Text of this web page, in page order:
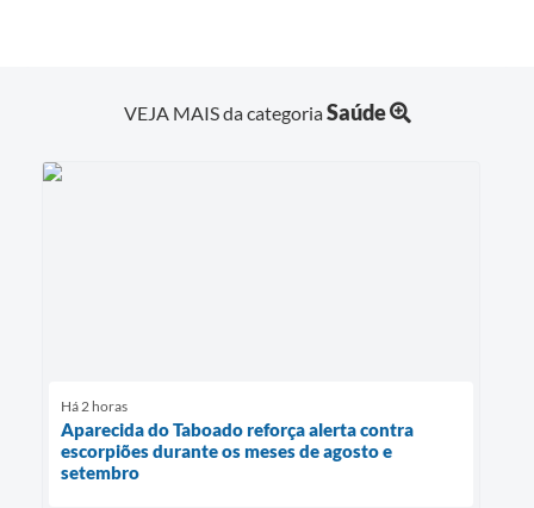
VEJA MAIS da categoriaSaúde
Há 2 horas
Aparecida do Taboado reforça alerta contra
escorpiões durante os meses de agosto e
setembro